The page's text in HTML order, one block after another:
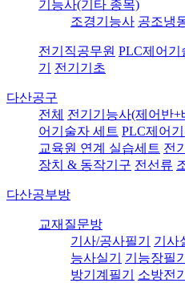
기능사(기타 종목)
조경기능사 공조냉
전기직공무원 PLC제어기
기
전기기초
다산공구
전체 전기기능사(제어반+
어기술자 세트 PLC제어
교육원 연계 실습세트 전
장치 & 동작기구 전선류
다산공부방
교재질문방
기사/공사필기
기사
능사실기
기능장필기
방기계필기
소방전